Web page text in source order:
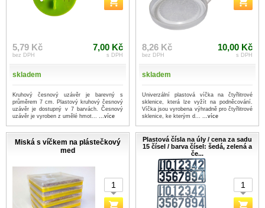
5,79 Kč
bez DPH
7,00 Kč
s DPH
skladem
Kruhový česnový uzávěr je barevný s
průměrem 7 cm. Plastový kruhový česnový
uzávěr je dostupný v 7 barvách. Česnový
uzávěr je vyroben z umělé hmot... ...více
8,26 Kč
bez DPH
10,00 Kč
s DPH
skladem
Univerzální plastová víčka na čtyřlitrové
sklenice, která lze vyžít na podněcování.
Víčka jsou vyrobena výhradně pro čtyřlitrové
sklenice, ke kterým d... ...více
Miská s víčkem na plástečkový
med
Plastová čísla na úly / cena za sadu
15 čísel / barva čísel: šedá, zelená a
če...